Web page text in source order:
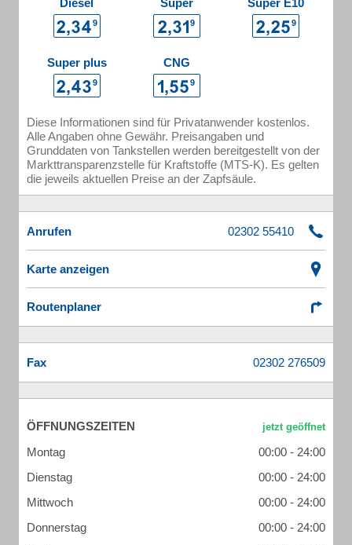
Diesel Super Super E10
Super plus CNG
Diese Informationen sind für Privatanwender kostenlos.
Alle Angaben ohne Gewähr. Preisangaben und
Grunddaten von Tankstellen werden bereitgestellt von der
Markttransparenzstelle für Kraftstoffe (MTS-K). Es gelten
die jeweils aktuellen Preise an der Zapfsäule.
Anrufen
Karte anzeigen
Routenplaner
Fax
ÖFFNUNGSZEITEN
Montag
00:00 - 24:00
Dienstag
00:00 - 24:00
Mittwoch
00:00 - 24:00
Donnerstag
00:00 - 24:00